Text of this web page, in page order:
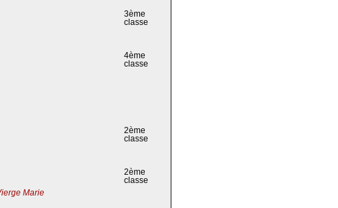
3ème
classe
4ème
classe
2ème
classe
2ème
classe
Marie